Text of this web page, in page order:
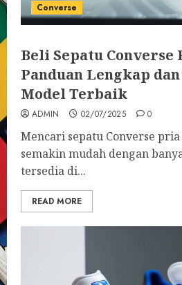
Converse
Beli Sepatu
Panduan Lengkap
Model Terbaik
ADMIN 02/07/2025 0
Mencari sepatu Converse
semakin mudah dengan
tersedia di...
READ MORE